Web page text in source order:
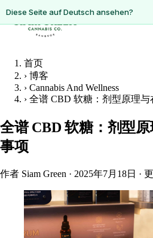
ดูหน้านี้เป็นภาษาไทย?
Diese Seite auf Deutsch ansehen?
首页
› 博客
› Cannabis And Wellness
› 全谱 CBD 软糖：剂型原理
全谱 CBD 软糖：剂型
事项
作者 Siam Green · 2025年7月18日 ·